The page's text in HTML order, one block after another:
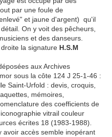
par une foule de
et jaune d'argent) qu'il
On y voit des pêcheurs,
et des danseurs.
la signature H.S.M
aux Archives
sous la côte 124 J 25-1-46 :
Saint-Urfold : devis, croquis,
mémoires,
des coefficients de
vitrail couleur
écrites 18 (1983-1988).
avoir accès semble inopérant